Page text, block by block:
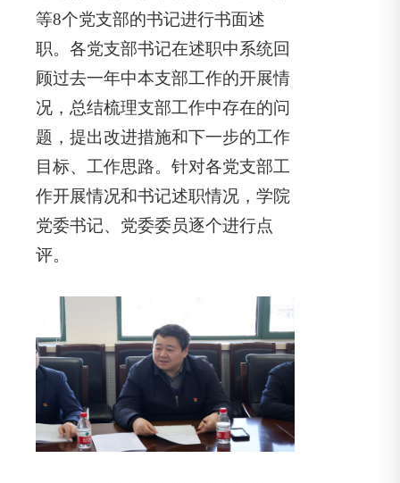
等8个党支部的书记进行书面述
职。各党支部书记在述职中系统回
顾过去一年中本支部工作的开展情
况，总结梳理支部工作中存在的问
题，提出改进措施和下一步的工作
目标、工作思路。针对各党支部工
作开展情况和书记述职情况，学院
党委书记、党委委员逐个进行点
评。